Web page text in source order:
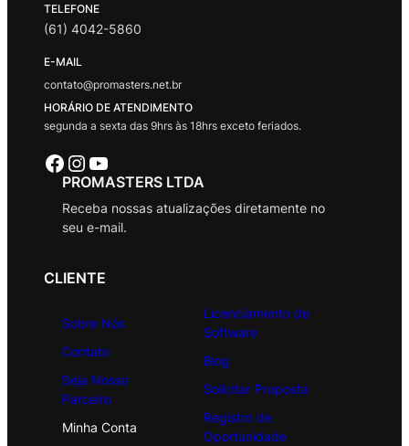
TELEFONE
(61) 4042-5860
E-MAIL
contato@promasters.net.br
HORÁRIO DE ATENDIMENTO
segunda a sexta das 9hrs às 18hrs exceto feriados.
Facebook Instagram Youtube
PROMASTERS LTDA
Receba nossas atualizações diretamente no
seu e-mail.
CLIENTE
Sobre Nós
Contato
Seja Nosso
Parceiro
Minha Conta
Licenciamento de
Software
Blog
Solicitar Proposta
Registro de
Oportunidade